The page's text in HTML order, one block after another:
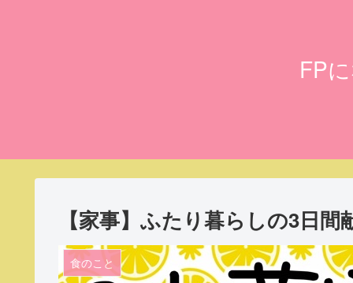
FP
【家事】ふたり暮らしの3日間
食のこと